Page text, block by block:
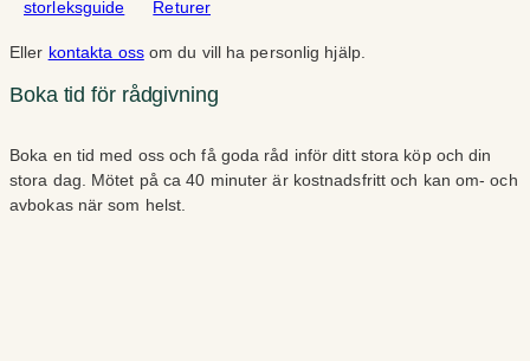
storleksguide
Returer
Eller kontakta ossom du vill ha personlig hjälp.
Boka tid för rådgivning
Boka en tid med oss och få goda råd inför ditt stora köp och din
stora dag. Mötet på ca 40 minuter är kostnadsfritt och kan om- och
avbokas när som helst.